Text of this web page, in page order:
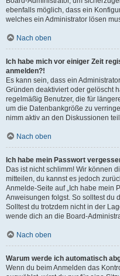
ebenfalls möglich, dass ein
welches ein Administrator lösen
Nach oben
Ich habe mich vor einiger Zeit
anmelden?!
Es kann sein, dass ein
Gründen deaktiviert oder gelöscht
regelmäßig Benutzer, die für
um die Datenbankgröße zu
nimm aktiv an den Diskussionen
Nach oben
Ich habe mein Passwort
Das ist nicht schlimm! Wir können
mitteilen, du kannst es jedoch
Anmelde-Seite auf „Ich habe mein
Anweisungen folgst. So solltest du
Solltest du trotzdem nicht in der
wende dich an die Board-
Nach oben
Warum werde ich automatisch
Wenn du beim Anmelden das